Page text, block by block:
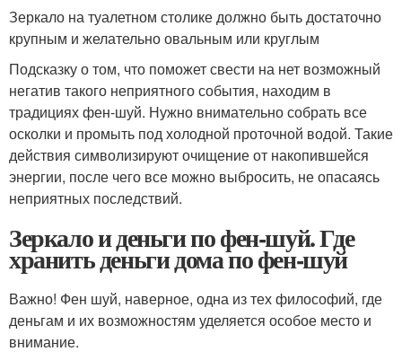
Зеркало на туалетном столике должно быть достаточно
крупным и желательно овальным или круглым
Подсказку о том, что поможет свести на нет возможный
негатив такого неприятного события, находим в
традициях фен-шуй. Нужно внимательно собрать все
осколки и промыть под холодной проточной водой. Такие
действия символизируют очищение от накопившейся
энергии, после чего все можно выбросить, не опасаясь
неприятных последствий.
Зеркало и деньги по фен-шуй. Где
хранить деньги дома по фен-шуй
Важно! Фен шуй, наверное, одна из тех философий, где
деньгам и их возможностям уделяется особое место и
внимание.